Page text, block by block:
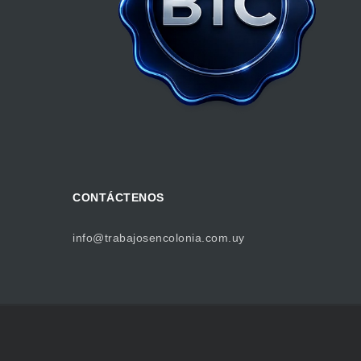
CONTÁCTENOS
info@trabajosencolonia.com.uy